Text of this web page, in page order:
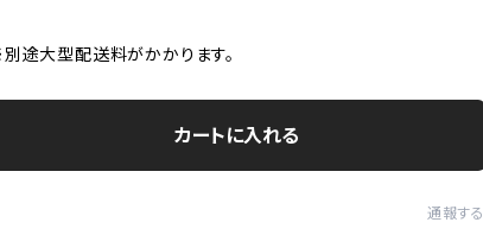
途大型配送料がかかります。
カートに入れる
通報する